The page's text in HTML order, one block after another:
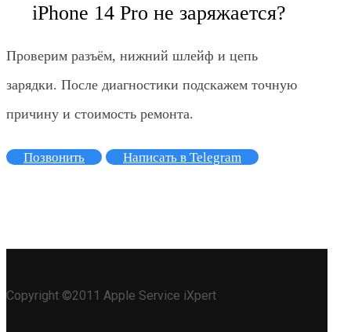
iPhone 14 Pro не заряжается?
Проверим разъём, нижний шлейф и цепь
зарядки. После диагностики подскажем точную
причину и стоимость ремонта.
Позвонить Написать в Telegram
Copyright ©2011 Apple Service iXpert